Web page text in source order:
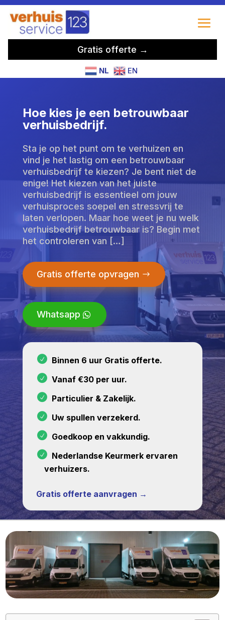
Gratis offerte →
NL EN
Hoe kies je een betrouwbaar
verhuisbedrijf.
Sta je op het punt om te verhuizen en
vind je het lastig om een betrouwbaar
verhuisbedrijf te kiezen? Je bent niet de
enige! Het kiezen van het juiste
verhuisbedrijf is essentieel om jouw
verhuisproces soepel en stressvrij te
laten verlopen. Maar hoe weet je nu welk
verhuisbedrijf betrouwbaar is? Begin met
het controleren van […]
Gratis offerte opvragen
Whatsapp
Binnen 6 uur Gratis offerte.
Vanaf €30 per uur.
Particulier & Zakelijk.
Uw spullen verzekerd.
Goedkoop en vakkundig.
Nederlandse Keurmerk ervaren
verhuizers.
Gratis offerte aanvragen →